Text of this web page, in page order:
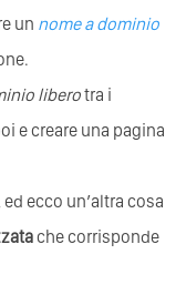
un nome a dominio
liberotra i
e creare una pagina
ecco un’altra cosa
che corrisponde